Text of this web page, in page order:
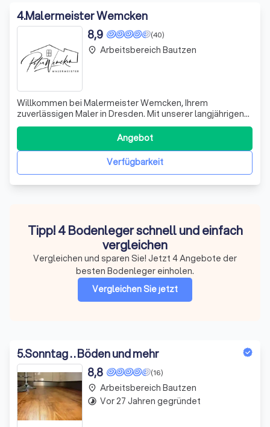
4.Malermeister Wemcken
(40)
8,9
Willkommen bei Malermeister Wemcken, Ihrem
zuverlässigen Maler in Dresden. Mit unserer langjährigen
Erfahrung und Leidenschaft für das Malerhandwerk bieten
wir Ihnen ein breites Spektrum an Dienstleistungen an.
Von klassischen Maler- und Tapezierarbeiten bis hin zur
professionellen Fußbodenverlegung
Verfügbarkeit
Angebot
place Arbeitsbereich Bautzen
Tipp! 4 Bodenleger schnell und einfach
vergleichen
Vergleichen und sparen Sie! Jetzt 4 Angebote der
besten Bodenleger einholen.
Vergleichen Sie jetzt
5.Sonntag . . Böden und mehr
(16)
8,8
place Arbeitsbereich Bautzen
timelapse Vor 27 Jahren gegründet